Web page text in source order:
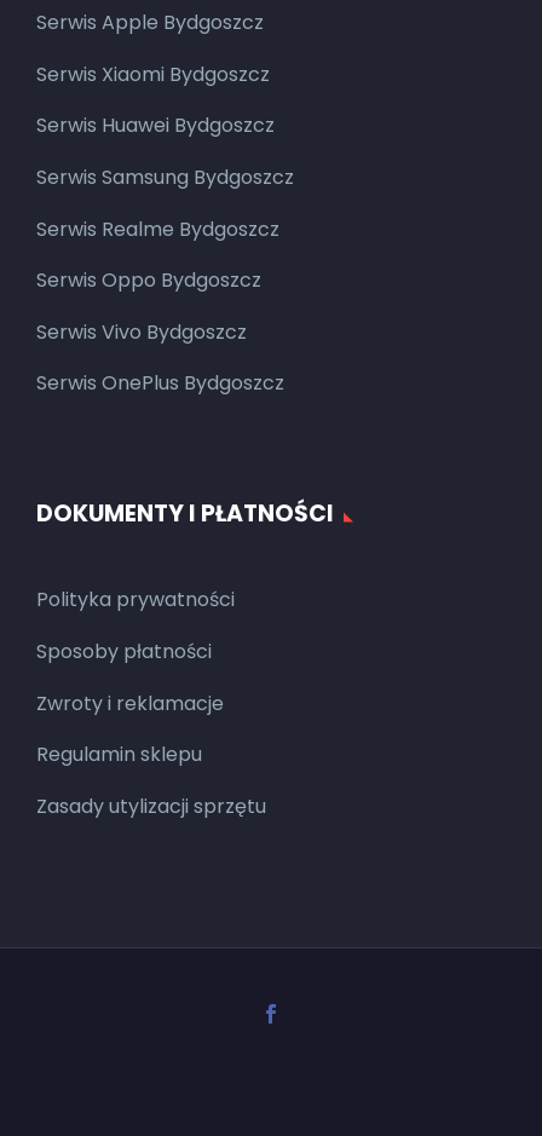
Serwis Apple Bydgoszcz
Serwis Xiaomi Bydgoszcz
Serwis Huawei Bydgoszcz
Serwis Samsung Bydgoszcz
Serwis Realme Bydgoszcz
Serwis Oppo Bydgoszcz
Serwis Vivo Bydgoszcz
Serwis OnePlus Bydgoszcz
DOKUMENTY I PŁATNOŚCI
Polityka prywatności
Sposoby płatności
Zwroty i reklamacje
Regulamin sklepu
Zasady utylizacji sprzętu